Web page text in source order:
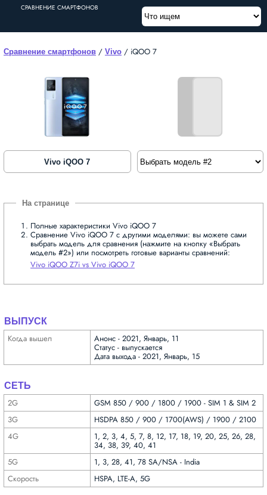
СРАВНЕНИЕ СМАРТФОНОВ
Сравнение смартфонов / Vivo / iQOO 7
Vivo iQOO 7
Полные характеристики Vivo iQOO 7
Сравнение Vivo iQOO 7 с другими моделями: вы можете сами
выбрать модель для сравнения (нажмите на кнопку «Выбрать
модель #2») или посмотреть готовые варианты сравнений:
Vivo iQOO Z7i vs Vivo iQOO 7
ВЫПУСК
Когда вышел Анонс - 2021, Январь, 11
Статус - выпускается
Дата выхода - 2021, Январь, 15
СЕТЬ
2G
GSM 850 / 900 / 1800 / 1900 - SIM 1 & SIM 2
3G
HSDPA 850 / 900 / 1700(AWS) / 1900 / 2100
4G
1, 2, 3, 4, 5, 7, 8, 12, 17, 18, 19, 20, 25, 26, 28,
34, 38, 39, 40, 41
5G
1, 3, 28, 41, 78 SA/NSA - India
Скорость
HSPA, LTE-A, 5G